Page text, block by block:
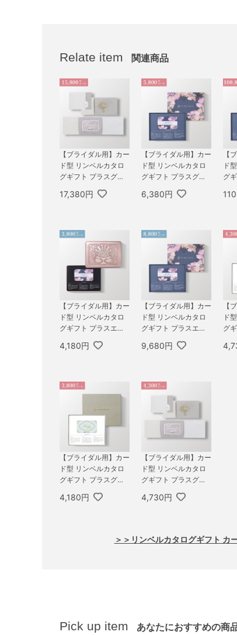
Relate item 関連商品
【ブライダル用】カー
ド型 リンベルカタロ
グギフト プラスグル
プ） 15,800円コース
17,380円
【ブライダル用】カー
ド型 リンベルカタロ
グギフト プラスグル
WER） 5,800円コー
6,380円
【
ド
グ
【ブライダル用】カー
ド型 リンベルカタロ
グギフト プラスエコ
3,800円コース ヒア
4,180円
【ブライダル用】カー
ド型 リンベルカタロ
グギフト プラスエコ
LOWER） 8,800円コ
9,680円
【
ド
グ
【ブライダル用】カー
ド型 リンベルカタロ
グギフト プラスグル
SSIC） 3,800円コー
4,180円
【ブライダル用】カー
ド型 リンベルカタロ
グギフト プラスグル
プ） 4,300円コース
4,730円
＞＞リンベルカタログギフト カ
Pick up item あなたにおすすめの商